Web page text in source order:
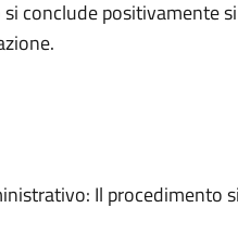
conclude positivamente
Il procedimento